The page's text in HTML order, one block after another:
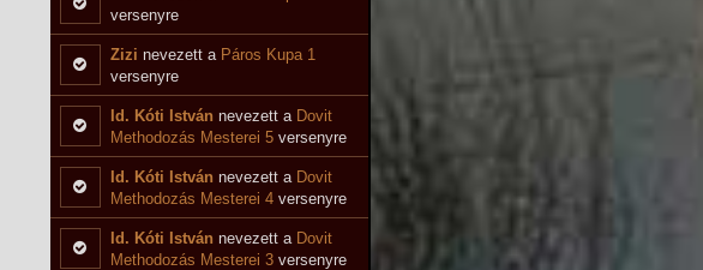
versenyre
Zizi nevezett a Páros Kupa 1
versenyre
Id. Kóti István nevezett a Dovit
Methodozás Mesterei 5versenyre
Id. Kóti István nevezett a Dovit
Methodozás Mesterei 4 versenyre
Id. Kóti István nevezett a Dovit
Methodozás Mesterei 3versenyre